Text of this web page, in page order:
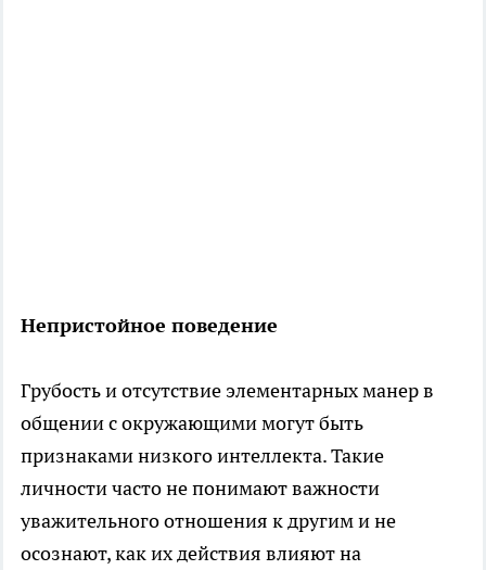
Непристойное поведение
Грубость и отсутствие элементарных манер в
общении с окружающими могут быть
признаками низкого интеллекта. Такие
личности часто не понимают важности
уважительного отношения к другим и не
осознают, как их действия влияют на